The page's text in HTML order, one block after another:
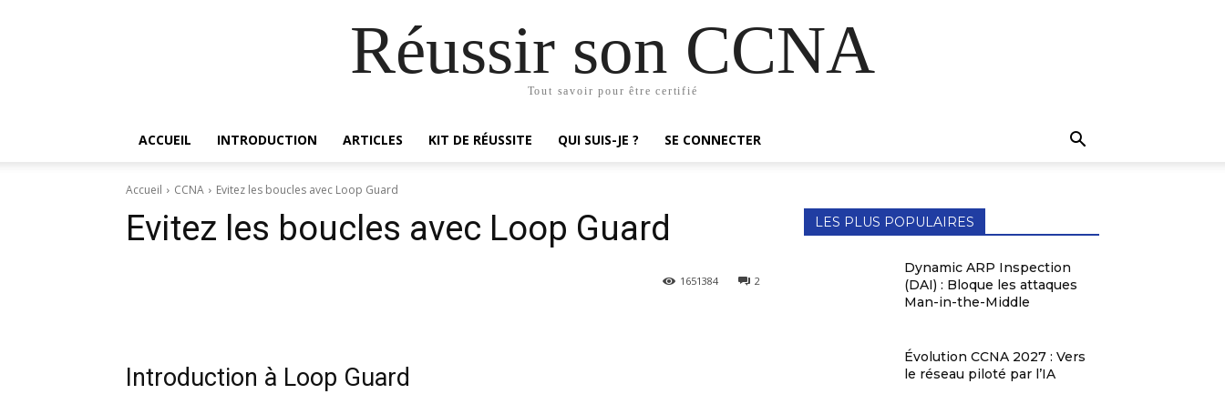
Réussir son CCNA
Tout savoir pour être certifié
ACCUEIL INTRODUCTION ARTICLES KIT DE RÉUSSITE QUI SUIS-JE ? SE CONNECTER
Accueil CCNA Evitez les boucles avec Loop Guard
Evitez les boucles avec Loop Guard
2
1651384
Introduction à Loop Guard
LES PLUS POPULAIRES
Dynamic ARP Inspection
(DAI) : Bloque les attaques
Man-in-the-Middle
Évolution CCNA 2027 : Vers
le réseau piloté par l’IA